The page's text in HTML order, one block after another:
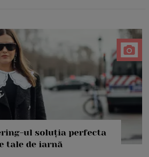
ul soluția perfecta
tale de iarnă